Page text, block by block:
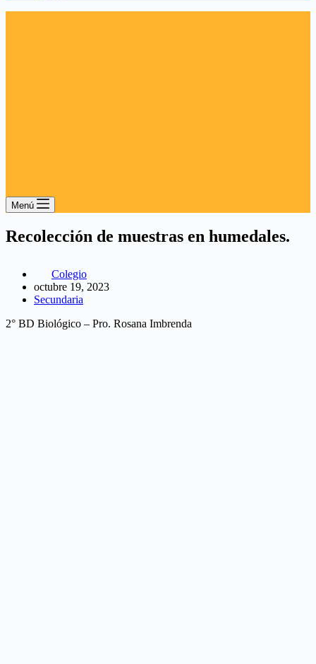
Menú
Recolección de muestras en humedales.
Colegio
octubre 19, 2023
Secundaria
2° BD Biológico – Pro. Rosana Imbrenda